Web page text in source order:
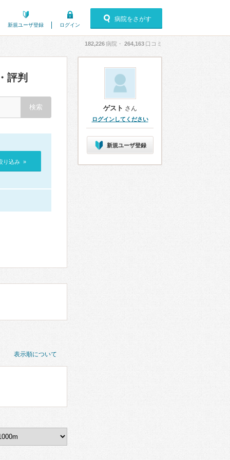
新規ユーザ登録 ログイン
病院をさがす
182,226病院・ 264,163 口コミ
評判
り込み »
表示順について
ゲスト さん
ログインしてください
新規ユーザ登録